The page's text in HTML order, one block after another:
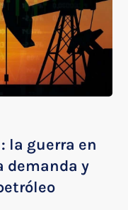
la guerra en
demanda y